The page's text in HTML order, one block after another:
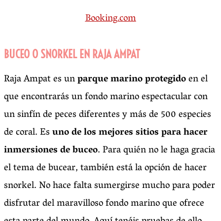
Booking.com
BUCEO O SNORKEL EN RAJA AMPAT
Raja Ampat es unparque marino protegidoen el
que encontrarás un fondo marino espectacular con
un sinfín de peces diferentes y más de 500 especies
de coral. Esuno de los mejores sitios para hacer
inmersiones de buceo. Para quién no le haga gracia
el tema de bucear, también está la opción de hacer
snorkel. No hace falta sumergirse mucho para poder
disfrutar del maravilloso fondo marino que ofrece